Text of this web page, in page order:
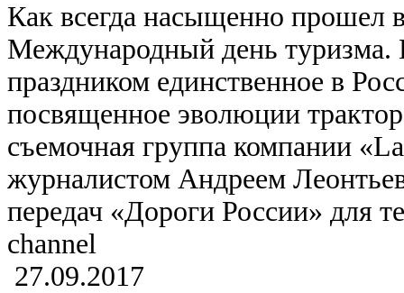
Как всегда насыщенно прошел
Международный день туризма.
праздником единственное в
посвященное эволюции
съемочная группа компании
журналистом Андреем
передач «Дороги России» для
channel
27.09.2017